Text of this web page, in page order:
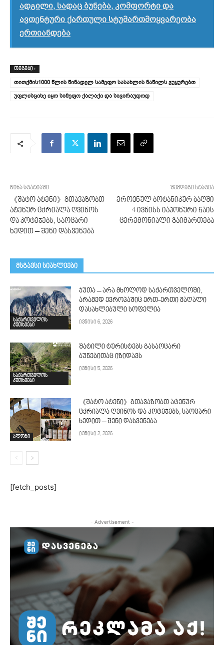
ადგილი, სადაც ბუნება, კომფორტი და
ავთენტური ქართული სტუმართმოყვარეობა
ერთიანდება
ᲗᲔᲒᲔᲑᲘ :
თითქმის1000 წლის წინადელ სამეფო სასახლის ნაწილს ვუყურებთ
უფლისციხე იყო სამეფო ქალაქი და სავარაუდოდ
წინა სტატიაში
《შატო ატენი》გთავაზობთ
ატენურ ცქრიალა ღვინოს
და კოტეჯებს, საოცარი
ხედით – შენი დასვენება
შემდეგი სტატია
ეროვნულ ბოტანიკურ ბაღში
4 ივნისს იაპონური ჩაის
ცერემონიალი გაიმართება
მსგავსი სიახლეები
საქართველოს
კუთხეები
ჯუთა – არა მხოლოდ საქართველოში,
არამედ ევროპაშიც ერთ-ერთი მაღალი
დასახლებული სოფელია
ივნისი 6, 2026
საქართველოს
კუთხეები
შატილი ტურისტებს გასაოცარი
ბუნებითაც იზიდავს
ივნისი 5, 2026
ბლოგი
《შატო ატენი》გთავაზობთ ატენურ
ცქრიალა ღვინოს და კოტეჯებს, საოცარი
ხედით – შენი დასვენება
ივნისი 2, 2026
[fetch_posts]
- Advertisement -